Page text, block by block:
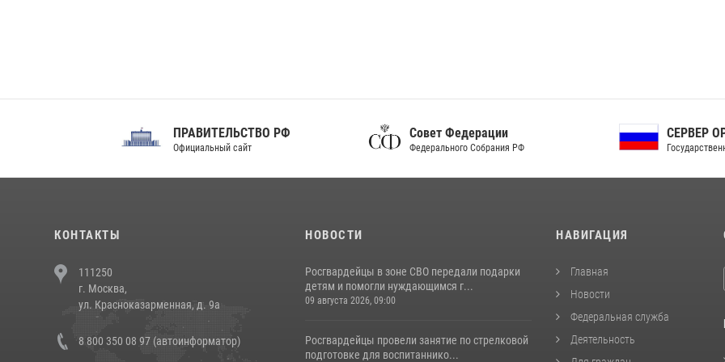
ПРАВИТЕЛЬСТВО РФ
Официальный сайт
Совет Федерации
Федерального Собрания РФ
СЕРВЕР ОРГАНОВ
Государственной власти РФ
КОНТАКТЫ
111250
г. Москва,
ул. Красноказарменная, д. 9а
8 800 350 08 97 (автоинформатор)
НОВОСТИ
Росгвардейцы в зоне СВО передали подарки
детям и помогли нуждающимся г...
09 августа 2026, 09:00
Росгвардейцы провели занятие по стрелковой
подготовке для воспитаннико...
НАВИГАЦИЯ
Главная
Новости
Федеральная служба
Деятельность